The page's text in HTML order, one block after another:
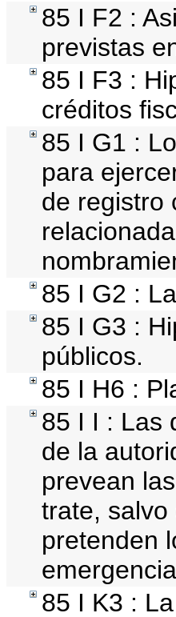
85 I F2 :
previstas
85 I F3 :
créditos
85 I G1 :
para
de registro
85 I G2 :
85 I G3 :
públicos.
85 I H6 :
85 I I : Las
de la
prevean
trate,
pretenden
85 I K3 :